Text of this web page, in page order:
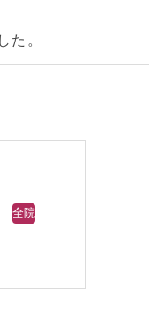
た。
全院